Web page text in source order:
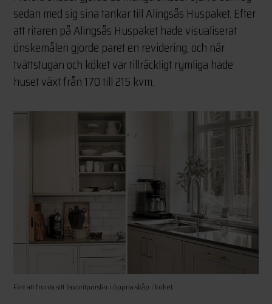
sedan med sig sina tankar till Alingsås Huspaket. Efter
att ritaren på Alingsås Huspaket hade visualiserat
önskemålen gjorde paret en revidering, och när
tvättstugan och köket var tillräckligt rymliga hade
huset växt från 170 till 215 kvm.
Fint att fronta sitt favoritporslin i öppna skåp i köket.